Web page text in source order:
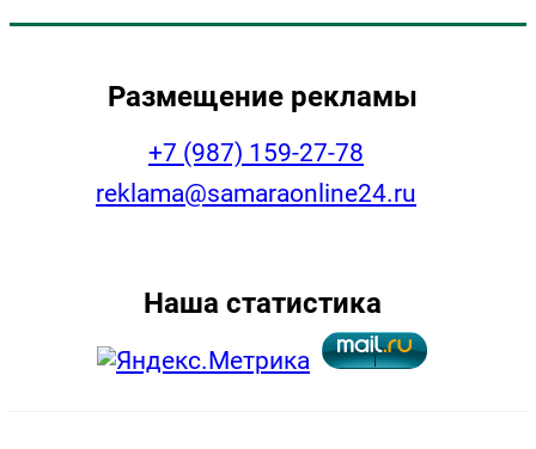
Размещение рекламы
+7 (987) 159-27-78
reklama@samaraonline24.ru
Наша статистика